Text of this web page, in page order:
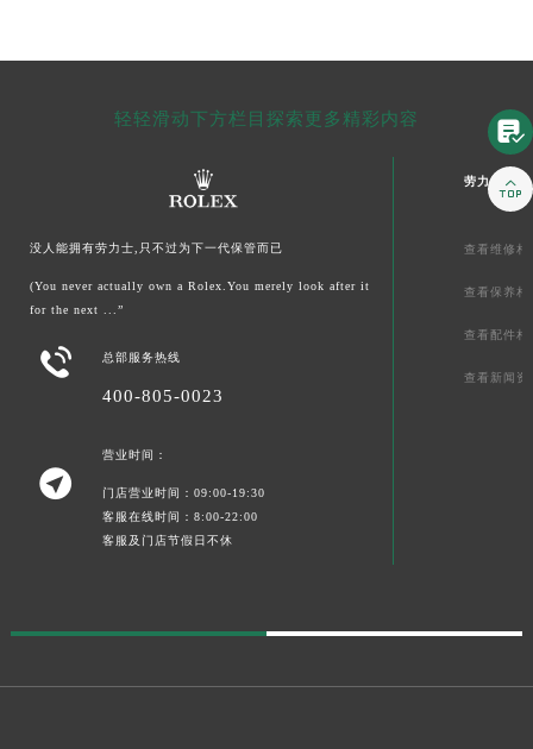
轻轻滑动下方栏目探索更多精彩内容
没人能拥有劳力士,只不过为下一代保管而已
(You never actually own a Rolex.You merely look after it
for the next ...”
 总部服务热线
400-805-0023

营业时间：
门店营业时间：09:00-19:30
客服在线时间：8:00-22:00
客服及门店节假日不休
劳力士文章
查看维修相
查看保养相
查看配件相
查看新闻资

